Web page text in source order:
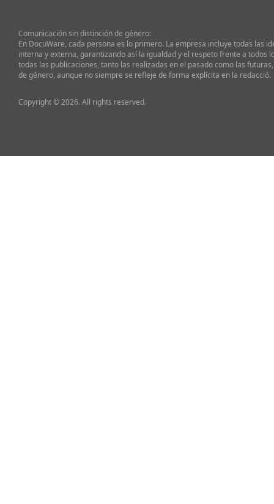
Comunicación sin distinción de género:
En DocuWare, cada persona es lo primero. La empresa incluye todas las
interna y externa, garantizando así la igualdad y el respeto frente a todos
todas las publicaciones, tanto las realizadas en el pasado como las
de género, aunque no siempre se refleje de forma explícita en la redacció.
Copyright © 2026. All rights reserved.